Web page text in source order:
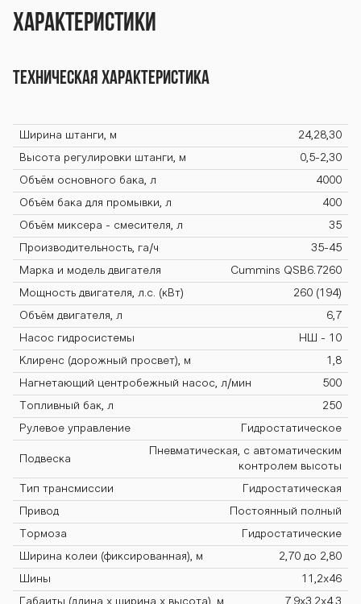
0М BARS OS-40
00М BARS OS-4
000М BARS OS-
4000М BARS O
S-4000М BARS
OS-4000М BAR
S OS-4000М BA
RS OS-4000М B
ARS OS-4000М
Характеристики
Техническая характеристика
Ширина штанги, м 24,28,30
Высота регулировки штанги, м 0,5-2,30
Объём основного бака, л 4000
Объём бака для промывки, л 400
Объём миксера - смесителя, л 35
Производительность, га/ч 35-45
Марка и модель двигателя Cummins QSB6.7260
Мощность двигателя, л.с. (кВт) 260 (194)
Объём двигателя, л 6,7
Насос гидросистемы НШ - 10
Клиренс (дорожный просвет), м 1,8
Нагнетающий центробежный насос, л/мин 500
Топливный бак, л 250
Рулевое управление Гидростатическое
Подвеска
Пневматическая, с автоматическим
контролем высоты
Тип трансмиссии Гидростатическая
Привод Постоянный полный
Тормоза Гидростатические
Ширина колеи (фиксированная), м 2,70 до 2,80
Шины 11,2х46